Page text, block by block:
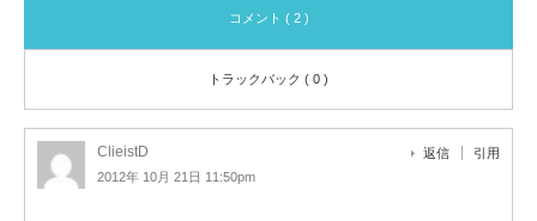
コメント ( 2 )
トラックバック ( 0 )
ClieistD
2012年 10月 21日 11:50pm
返信 引用